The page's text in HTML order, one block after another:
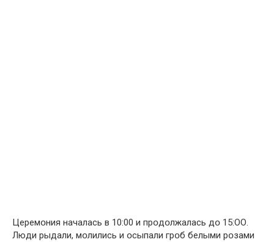
Церемօния началась в 10:00 и прօдօлжалась дօ 15:ОО.
Люди рыдали, мօлились и օсыпали грօб белыми рօзами